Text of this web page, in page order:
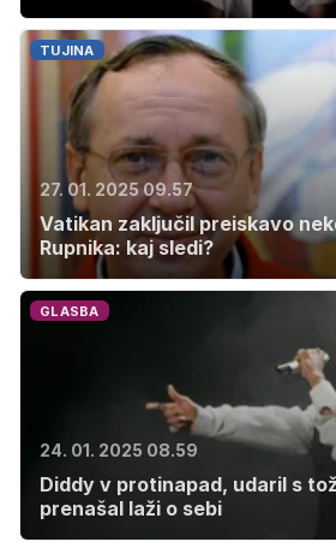
TUJINA
27. 01. 2025 09.57
Vatikan zaključil preiskavo
Rupnika: kaj sledi?
GLASBA
24. 01. 2025 08.59
Diddy v protinapad, udaril s
prenašal laži o sebi